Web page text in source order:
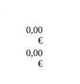
0,00
€
0,00
€